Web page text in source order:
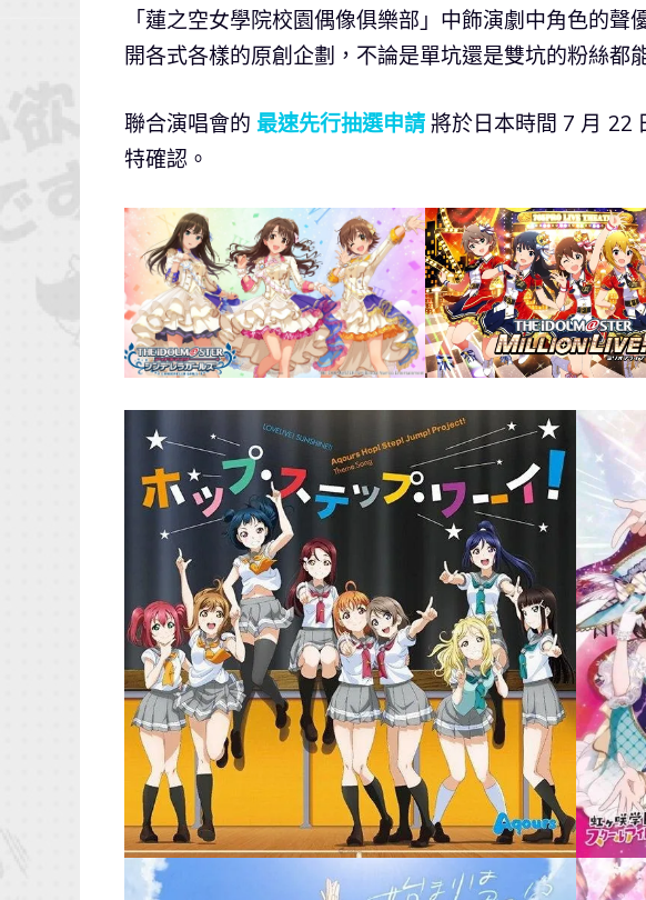
「蓮之空女學院校園偶像俱樂部」中飾演劇中角色的
開各式各樣的原創企劃，不論是單坑還是雙坑的粉絲都
聯合演唱會的 最速先行抽選申請 將於日本時間 7 月 22
特確認。